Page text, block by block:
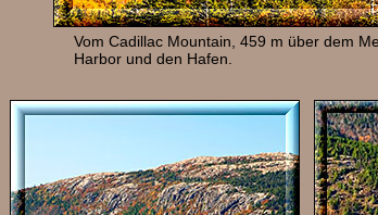
Vom Cadillac Mountain, 459 m über dem
Harbor und den Hafen.